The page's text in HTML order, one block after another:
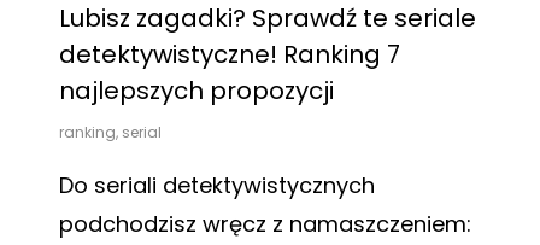
Lubisz zagadki? Sprawdź te seriale
detektywistyczne! Ranking 7
najlepszych propozycji
ranking, serial
Do seriali detektywistycznych
podchodzisz wręcz z namaszczeniem: